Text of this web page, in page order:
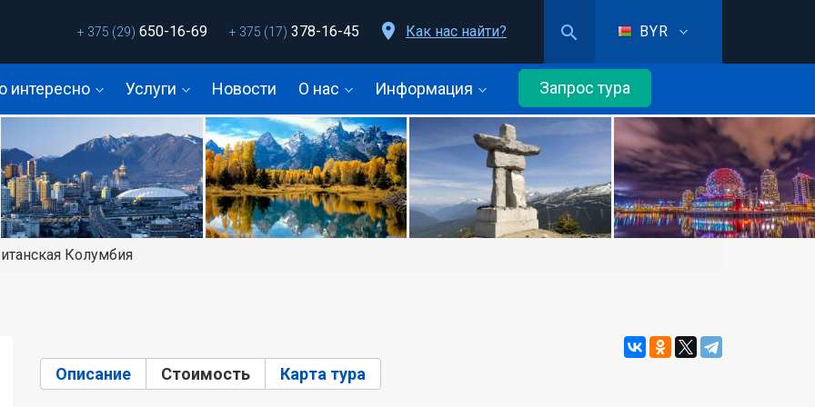
BYR
+ 375 (29) 650-16-69 + 375 (17) 378-16-45 Как нас найти?
интересно Услуги Новости О нас Информация Запрос тура
Колумбия
Описание Стоимость (активная вкладка)
Карта тура